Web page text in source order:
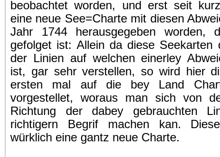
beobachtet worden, und erst seit
eine neue See=Charte mit diesen
Jahr 1744 herausgegeben worden,
gefolget ist: Allein da diese Seekarten
der Linien auf welchen einerley
ist, gar sehr verstellen, so wird hier
ersten mal auf die bey Land
vorgestellet, woraus man sich von
Richtung der dabey gebrauchten
richtigern Begrif machen kan.
würklich eine gantz neue Charte.